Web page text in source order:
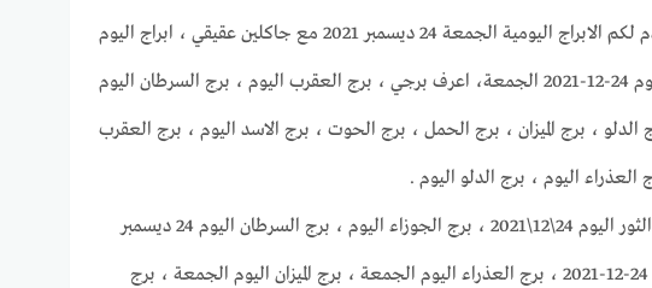
موقع غروب الرحيل يقدم لكم الابراج اليومية الجمعة 24 ديسمبر 2021 مع جاكلين عقيقي ، ابراج اليوم
24\12\2021 ، حظك اليوم 24-12-2021 الجمعة، اعرف برجي ، برج العقرب اليوم ، برج السرطان اليوم
الدلو ، برج الميزان ، برج الحمل ، برج الحوت ، برج الاسد اليوم ، برج العقرب
اليوم ، برج الدلو اليوم .
برج الحمل اليوم ، برج الثور اليوم 24\12\2021 ، برج الجوزاء اليوم ، برج السرطان اليوم 24 ديسمبر
2021 ، برج الأسد اليوم 24-12-2021 ، برج العذراء اليوم الجمعة ، برج الميزان اليوم الجمعة ، برج